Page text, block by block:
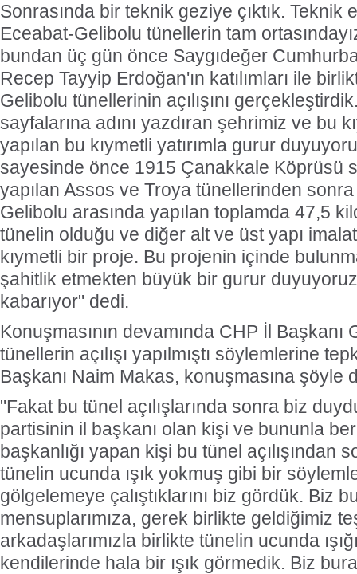
Sonrasında bir teknik geziye çıktık. Teknik
Eceabat-Gelibolu tünellerin tam
bundan üç gün önce Saygıdeğer
Recep Tayyip Erdoğan'ın katılımları ile
Gelibolu tünellerinin açılışını
sayfalarına adını yazdıran şehrimiz ve bu
yapılan bu kıymetli yatırımla gurur
sayesinde önce 1915 Çanakkale Köprüsü
yapılan Assos ve Troya tünellerinden
Gelibolu arasında yapılan toplamda 47,5
tünelin olduğu ve diğer alt ve üst yapı
kıymetli bir proje. Bu projenin içinde
şahitlik etmekten büyük bir gurur
kabarıyor" dedi.
Konuşmasının devamında CHP İl Başkanı
tünellerin açılışı yapılmıştı söylemlerine
Başkanı Naim Makas, konuşmasına şöyle
"Fakat bu tünel açılışlarında sonra biz
partisinin il başkanı olan kişi ve bununla
başkanlığı yapan kişi bu tünel açılışından
tünelin ucunda ışık yokmuş gibi bir söylemle
gölgelemeye çalıştıklarını biz gördük. Biz
mensuplarımıza, gerek birlikte geldiğimiz
arkadaşlarımızla birlikte tünelin ucunda
kendilerinde hala bir ışık görmedik. Biz